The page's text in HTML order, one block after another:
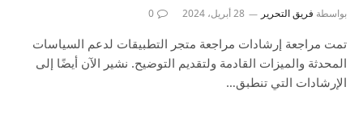
بواسطة فريق التحرير 28 أبريل، 2024 0
تمت مراجعة إرشادات مراجعة متجر التطبيقات لدعم السياسات
المحدثة والميزات القادمة ولتقديم التوضيح. نشير الآن أيضًا إلى
الإرشادات التي تنطبق…